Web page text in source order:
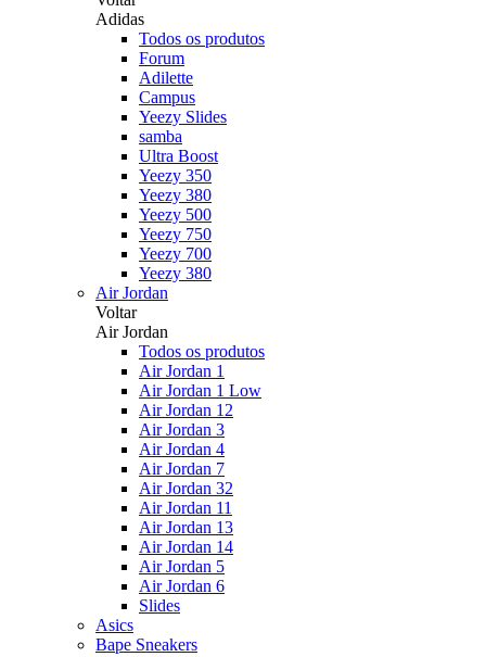
Adidas
Todos os produtos
Forum
Adilette
Campus
Yeezy Slides
samba
Ultra Boost
Yeezy 350
Yeezy 380
Yeezy 500
Yeezy 750
Yeezy 700
Yeezy 380
Air Jordan
Voltar
Air Jordan
Todos os produtos
Air Jordan 1
Air Jordan 1 Low
Air Jordan 12
Air Jordan 3
Air Jordan 4
Air Jordan 7
Air Jordan 32
Air Jordan 11
Air Jordan 13
Air Jordan 14
Air Jordan 5
Air Jordan 6
Slides
Asics
Bape Sneakers